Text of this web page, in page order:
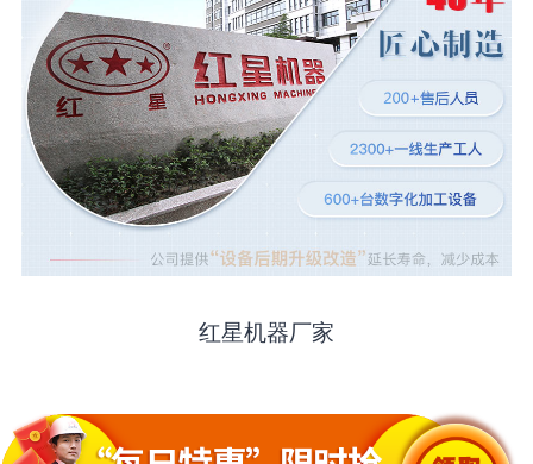
红星机器厂家